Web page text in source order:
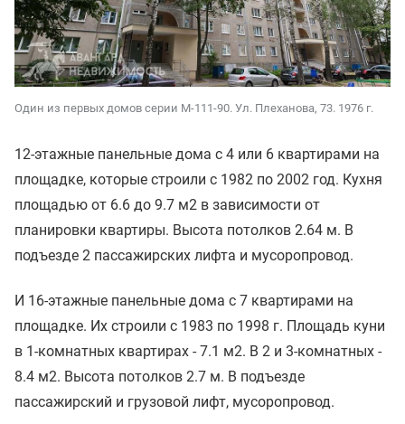
Один из первых домов серии М-111-90. Ул. Плеханова, 73. 1976 г.
12-этажные панельные дома с 4 или 6 квартирами на
площадке, которые строили с 1982 по 2002 год. Кухня
площадью от 6.6 до 9.7 м2 в зависимости от
планировки квартиры. Высота потолков 2.64 м. В
подъезде 2 пассажирских лифта и мусоропровод.
И 16-этажные панельные дома с 7 квартирами на
площадке. Их строили с 1983 по 1998 г. Площадь куни
в 1-комнатных квартирах - 7.1 м2. В 2 и 3-комнатных -
8.4 м2. Высота потолков 2.7 м. В подъезде
пассажирский и грузовой лифт, мусоропровод.